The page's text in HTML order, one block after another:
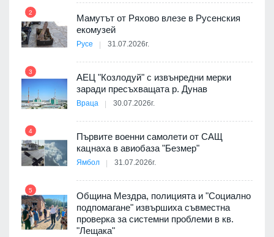
2
Мамутът от Ряхово влезе в Русенския
екомузей
Русе 31.07.2026г.
3
АЕЦ "Козлодуй" с извънредни мерки
заради пресъхващата р. Дунав
Враца 30.07.2026г.
4
Първите военни самолети от САЩ
кацнаха в авиобаза "Безмер"
Ямбол 31.07.2026г.
5
Община Мездра, полицията и "Социално
подпомагане" извършиха съвместна
проверка за системни проблеми в кв.
"Лещака"